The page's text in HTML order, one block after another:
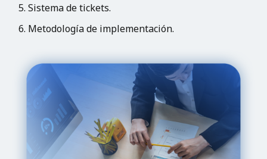
Sistema de tickets.
Metodología de implementación.